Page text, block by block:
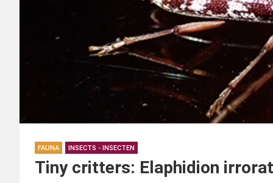
FAUNA INSECTS - INSECTEN
Tiny critters: Elaphidion